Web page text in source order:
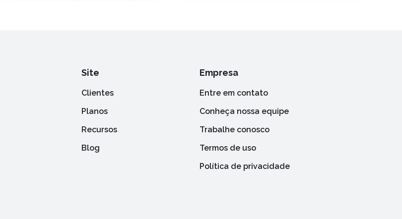
Site
Clientes
Planos
Recursos
Blog
Empresa
Entre em contato
Conheça nossa equipe
Trabalhe conosco
Termos de uso
Política de privacidade